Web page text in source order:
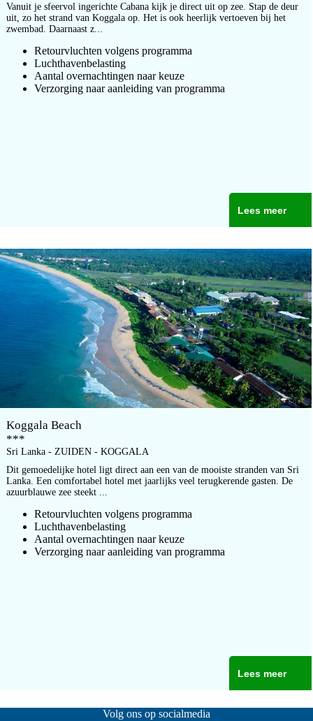
Vanuit je sfeervol ingerichte Cabana kijk je direct uit op zee. Stap de deur
uit, zo het strand van Koggala op. Het is ook heerlijk vertoeven bij het
zwembad. Daarnaast z...
Retourvluchten volgens programma
Luchthavenbelasting
Aantal overnachtingen naar keuze
Verzorging naar aanleiding van programma
Lees meer
Koggala Beach
***
Sri Lanka - ZUIDEN - KOGGALA
Dit gemoedelijke hotel ligt direct aan een van de mooiste stranden van Sri
Lanka. Een comfortabel hotel met jaarlijks veel terugkerende gasten. De
azuurblauwe zee steekt ...
Retourvluchten volgens programma
Luchthavenbelasting
Aantal overnachtingen naar keuze
Verzorging naar aanleiding van programma
Lees meer
Volg ons op socialmedia